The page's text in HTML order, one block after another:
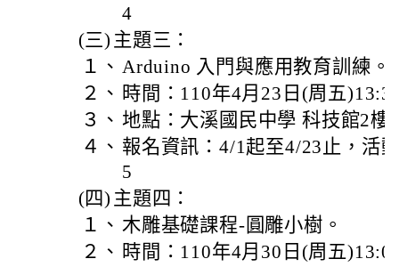
4
(三) 主題三：
１、 Arduino 入門與應用教育訓練。
２、 時間：110年4月23日(周五
３、 地點：大溪國民中學 科技館2樓
４、 報名資訊：4/1起至4/23止，活
5
(四) 主題四：
１、 木雕基礎課程-圓雕小樹。
２、 時間：110年4月30日(周五